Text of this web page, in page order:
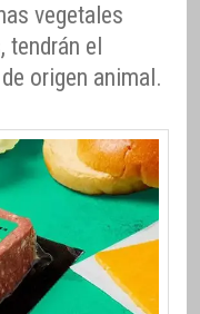
vegetales
el
origen animal.